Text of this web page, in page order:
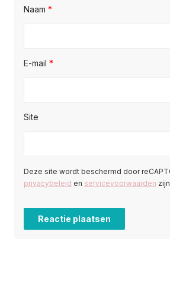
Naam *
E-mail *
Site
Deze site wordt beschermd door
privacybeleid en servicevoorwaarden